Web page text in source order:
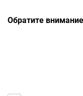
Обратите